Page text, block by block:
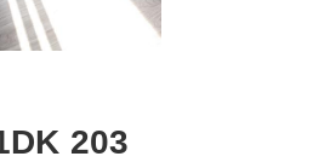
203